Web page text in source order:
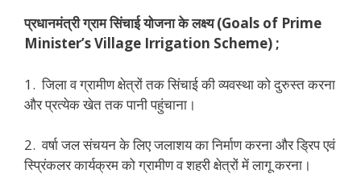
प्रधानमंत्री ग्राम सिंचाई योजनाकेलक्ष्य(Goals of Prime
Minister’s Village Irrigation Scheme) ;
1. जिला व ग्रामीण क्षेत्रों तक सिंचाई की व्यवस्था को दुरुस्त करना
और प्रत्येक खेत तक पानी पहुंचाना।
2. वर्षा जल संचयन के लिए जलाशय का निर्माण करना और ड्रिप एवं
स्प्रिंकलर कार्यक्रम को ग्रामीण व शहरी क्षेत्रों में लागू करना।